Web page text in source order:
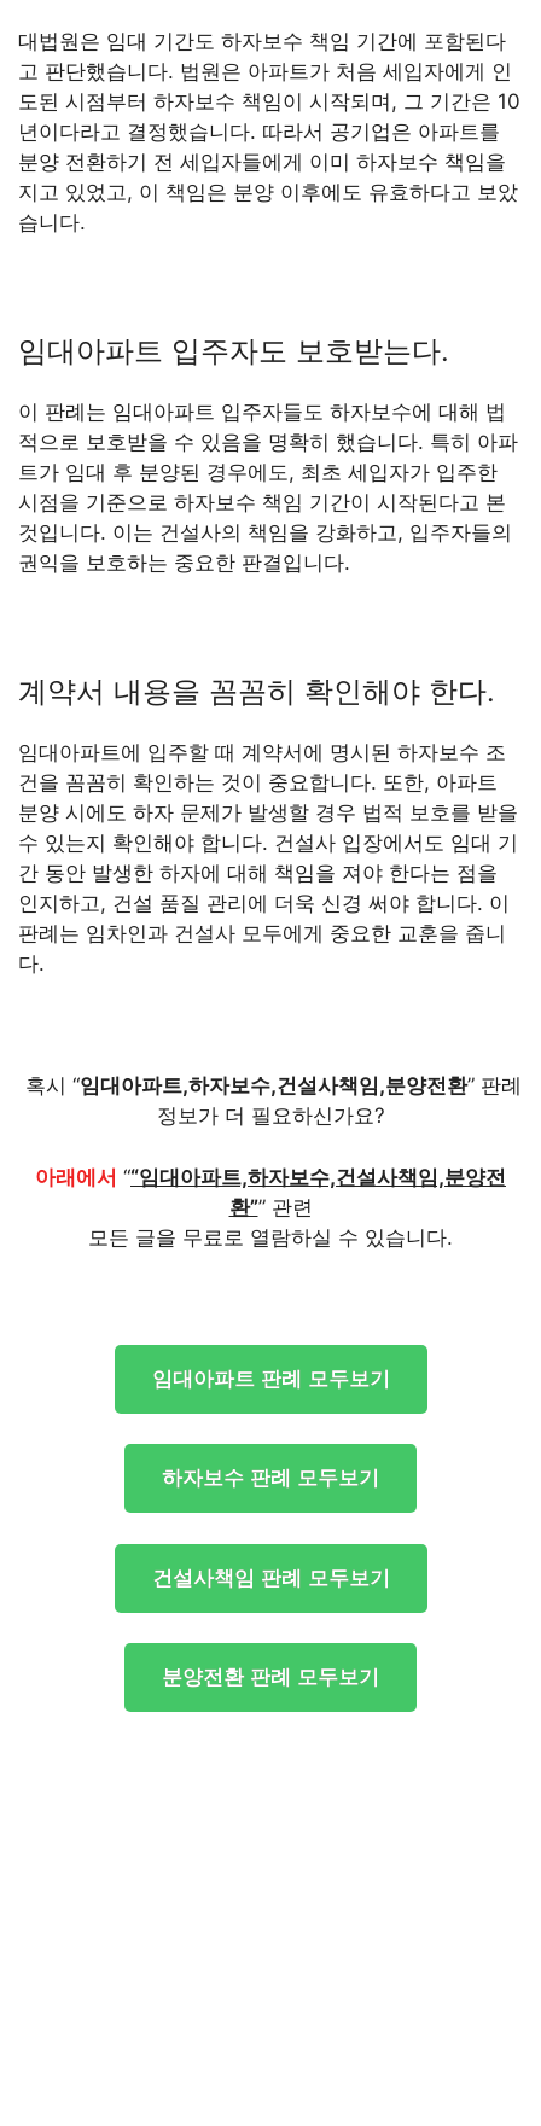
대법원은 임대 기간도 하자보수 책임 기간에 포함된다
고 판단했습니다. 법원은 아파트가 처음 세입자에게 인
도된 시점부터 하자보수 책임이 시작되며, 그 기간은 10
년이다라고 결정했습니다. 따라서 공기업은 아파트를
분양 전환하기 전 세입자들에게 이미 하자보수 책임을
지고 있었고, 이 책임은 분양 이후에도 유효하다고 보았
습니다.
임대아파트 입주자도 보호받는다.
이 판례는 임대아파트 입주자들도 하자보수에 대해 법
적으로 보호받을 수 있음을 명확히 했습니다. 특히 아파
트가 임대 후 분양된 경우에도, 최초 세입자가 입주한
시점을 기준으로 하자보수 책임 기간이 시작된다고 본
것입니다. 이는 건설사의 책임을 강화하고, 입주자들의
권익을 보호하는 중요한 판결입니다.
계약서 내용을 꼼꼼히 확인해야 한다.
임대아파트에 입주할 때 계약서에 명시된 하자보수 조
건을 꼼꼼히 확인하는 것이 중요합니다. 또한, 아파트
분양 시에도 하자 문제가 발생할 경우 법적 보호를 받을
수 있는지 확인해야 합니다. 건설사 입장에서도 임대 기
간 동안 발생한 하자에 대해 책임을 져야 한다는 점을
인지하고, 건설 품질 관리에 더욱 신경 써야 합니다. 이
판례는 임차인과 건설사 모두에게 중요한 교훈을 줍니
다.
혹시 “임대아파트,하자보수,건설사책임,분양전환” 판례
정보가 더 필요하신가요?
아래에서 ““임대아파트,하자보수,건설사책임,분양전
환”” 관련
모든 글을 무료로 열람하실 수 있습니다.
임대아파트 판례 모두보기
하자보수 판례 모두보기
건설사책임 판례 모두보기
분양전환 판례 모두보기